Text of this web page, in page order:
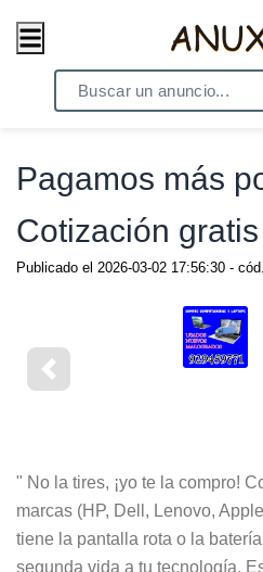
/ Compras - Ventas / Anuncio
Pagamos más
Cotización
Publicado el 2026-03-02 17:56:30 - cód.
" No la tires, ¡yo te la compro!
marcas (HP, Dell, Lenovo,
tiene la pantalla rota o la
segunda vida a tu tecnología.